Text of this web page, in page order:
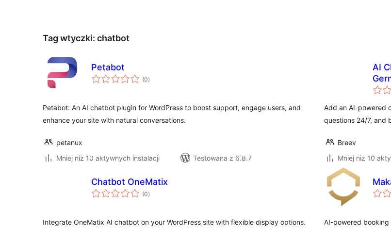
Tag wtyczki: chatbot
Petabot
(0wszystkich
ocen
)
Petabot: An AI chatbot plugin for WordPress to boost support, engage users, and
enhance your site with natural conversations.
petanux
Mniej niż 10 aktywnych instalacji
Testowana z 6.8.7
AI
Add an AI-powered
questions 24/7, and
Breev
Mniej niż 10
Chatbot OneMatix
(0wszystkich
ocen
)
Integrate OneMatix AI chatbot on your WordPress site with flexible display options.
AI-powered